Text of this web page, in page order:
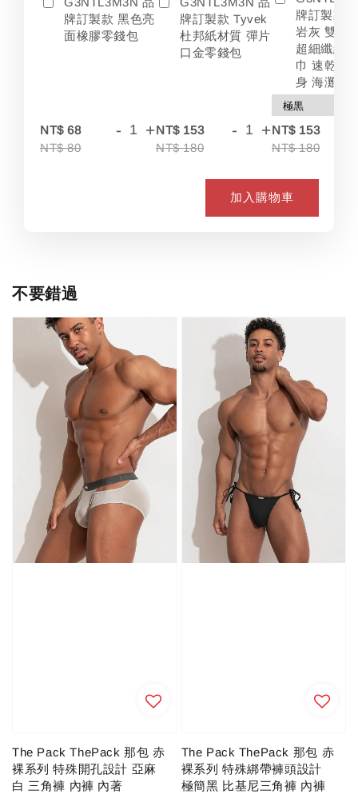
牌訂製款 黑色亮
面橡膠零錢包
NT$ 68
NT$ 80
- +
牌訂製款 Tyvek
杜邦紙材質 彈片
口金零錢包
NT$ 153
NT$ 180
- +
牌訂製款
岩灰 雙色
超細纖維
巾 速乾 吸
身 海灘
NT$ 153
NT$ 180
加入購物車
不要錯過
The Pack ThePack 那包 赤
裸系列 特殊開孔設計 亞麻
白 三角褲 內褲 內著
The Pack ThePack 那包 赤
裸系列 特殊綁帶褲頭設計
極簡黑 比基尼三角褲 內褲